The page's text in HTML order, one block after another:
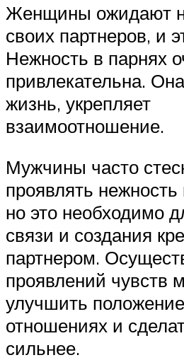
Женщины ожидают
своих партнеров, и
Нежность в парнях
привлекательна.
жизнь, укрепляет
взаимоотношение.
Мужчины часто
проявлять
но это необходимо
связи и создания
партнером.
проявлений чувств
улучшить
отношениях и
сильнее.